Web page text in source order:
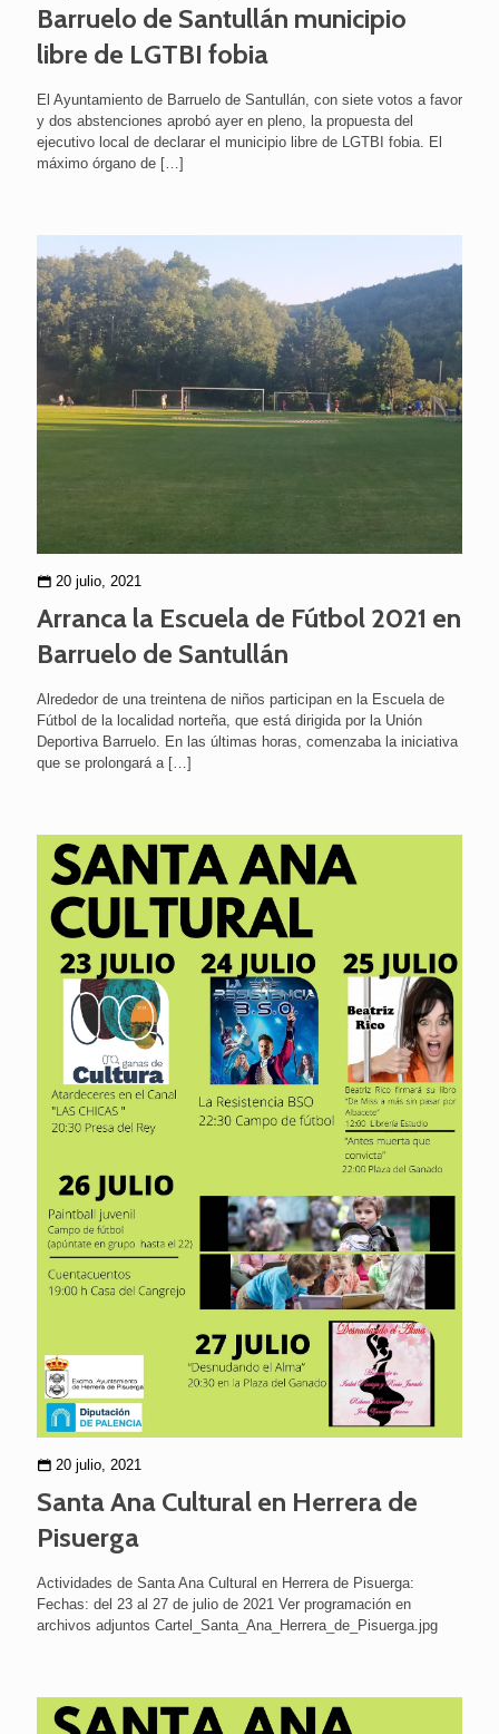
Barruelo de Santullán municipio
libre de LGTBI fobia
El Ayuntamiento de Barruelo de Santullán, con siete votos a favor
y dos abstenciones aprobó ayer en pleno, la propuesta del
ejecutivo local de declarar el municipio libre de LGTBI fobia. El
máximo órgano de […]
20 julio, 2021
Arranca la Escuela de Fútbol 2021 en
Barruelo de Santullán
Alrededor de una treintena de niños participan en la Escuela de
Fútbol de la localidad norteña, que está dirigida por la Unión
Deportiva Barruelo. En las últimas horas, comenzaba la iniciativa
que se prolongará a[…]
20 julio, 2021
Santa Ana Cultural en Herrera de
Pisuerga
Actividades de Santa Ana Cultural en Herrera de Pisuerga:
Fechas: del 23 al 27 de julio de 2021 Ver programación en
archivos adjuntos Cartel_Santa_Ana_Herrera_de_Pisuerga.jpg